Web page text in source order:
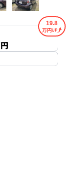
19.8
万円